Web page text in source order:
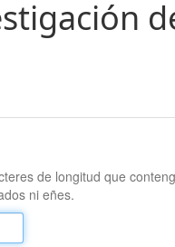
de longitud que
ni eñes.